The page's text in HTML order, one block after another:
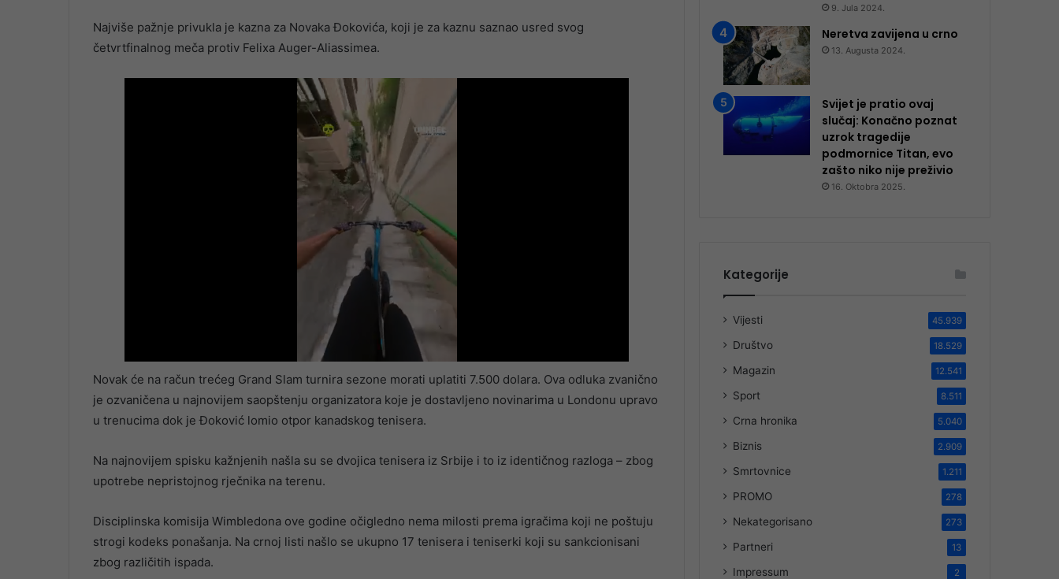
Najviše pažnje privukla je kazna za Novaka Đokovića, koji je za kaznu saznao usred svog
četvrtfinalnog meča protiv Felixa Auger-Aliassimea.
Novak će na račun trećeg Grand Slam turnira sezone morati uplatiti 7.500 dolara. Ova odluka zvanično
je ozvaničena u najnovijem saopštenju organizatora koje je dostavljeno novinarima u Londonu upravo
u trenucima dok je Đoković lomio otpor kanadskog tenisera.
Na najnovijem spisku kažnjenih našla su se dvojica tenisera iz Srbije i to iz identičnog razloga – zbog
upotrebe nepristojnog rječnika na terenu.
Disciplinska komisija Wimbledona ove godine očigledno nema milosti prema igračima koji ne poštuju
strogi kodeks ponašanja. Na crnoj listi našlo se ukupno 17 tenisera i teniserki koji su sankcionisani
zbog različitih ispada.
9. Jula 2024.
Neretva zavijena u crno
13. Augusta 2024.
Svijet je pratio ovaj
slučaj: Konačno poznat
uzrok tragedije
podmornice Titan, evo
zašto niko nije preživio
16. Oktobra 2025.
Kategorije
Vijesti 45.939
Društvo 18.529
Magazin 12.541
Sport 8.511
Crna hronika 5.040
Biznis 2.909
Smrtovnice 1.211
PROMO 278
Nekategorisano 273
Partneri 13
Impressum 2